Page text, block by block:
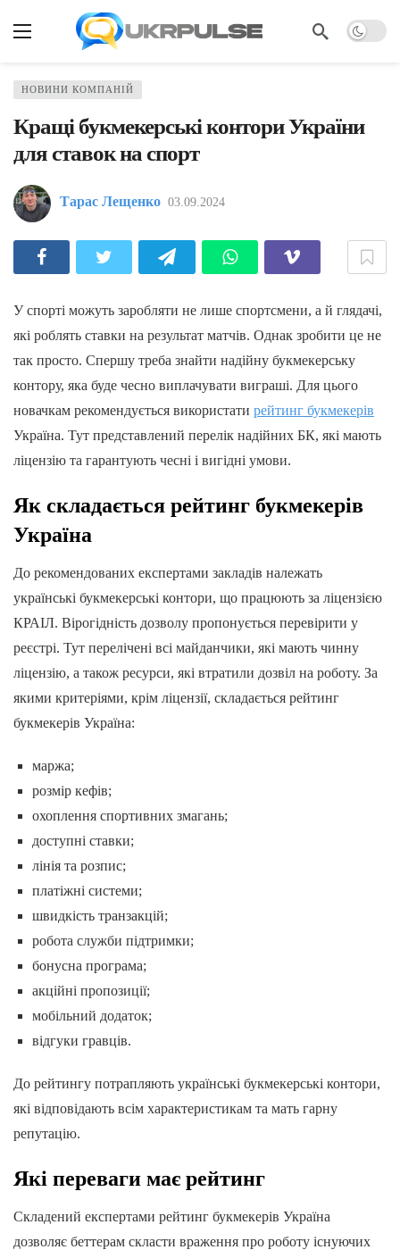
НОВИНИ КОМПАНІЙ
Кращі букмекерські контори України
для ставок на спорт
Тарас Лещенко 03.09.2024
У спорті можуть заробляти не лише спортсмени, а й глядачі,
які роблять ставки на результат матчів. Однак зробити це не
так просто. Спершу треба знайти надійну букмекерську
контору, яка буде чесно виплачувати виграші. Для цього
новачкам рекомендується використати рейтинг букмекерів
Україна. Тут представлений перелік надійних БК, які мають
ліцензію та гарантують чесні і вигідні умови.
Як складається рейтинг букмекерів
Україна
До рекомендованих експертами закладів належать
українські букмекерські контори, що працюють за ліцензією
КРАІЛ. Вірогідність дозволу пропонується перевірити у
реєстрі. Тут перелічені всі майданчики, які мають чинну
ліцензію, а також ресурси, які втратили дозвіл на роботу. За
якими критеріями, крім ліцензії, складається рейтинг
букмекерів Україна:
маржа;
розмір кефів;
охоплення спортивних змагань;
доступні ставки;
лінія та розпис;
платіжні системи;
швидкість транзакцій;
робота служби підтримки;
бонусна програма;
акційні пропозиції;
мобільний додаток;
відгуки гравців.
До рейтингу потрапляють українські букмекерські контори,
які відповідають всім характеристикам та мать гарну
репутацію.
Які переваги має рейтинг
Складений експертами рейтинг букмекерів Україна
дозволяє беттерам скласти враження про роботу існуючих